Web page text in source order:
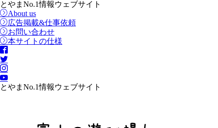
とやまNo.1情報ウェブサイト
About us
広告掲載&仕事依頼
お問い合わせ
本サイトの仕様
とやまNo.1情報ウェブサイト